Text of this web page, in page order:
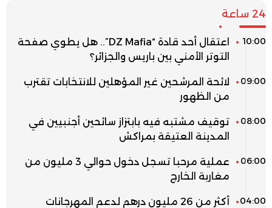
24 ساعة
10:00
اعتقال أحد قادة “DZ Mafia”.. هل يطوي صفحة
التوتر الأمني بين باريس والجزائر؟
09:00
لائحة المرشحين غير المؤهلين للانتخابات تقترب
من الظهور
08:00
توقيف مشتبه فيه بابتزاز سائحين أجنبيين في
المدينة العتيقة بمراكش
06:00
عملية مرحبا تسجل دخول حوالي 3 مليون من
مغاربة الخارج
04:00
أكثر من 26 مليون درهم لدعم المهرجانات